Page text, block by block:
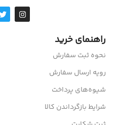
راهنمای خرید
نحوه ثبت سفارش
رویه ارسال سفارش
شیوه‌های پرداخت
شرایط بازگرداندن کالا